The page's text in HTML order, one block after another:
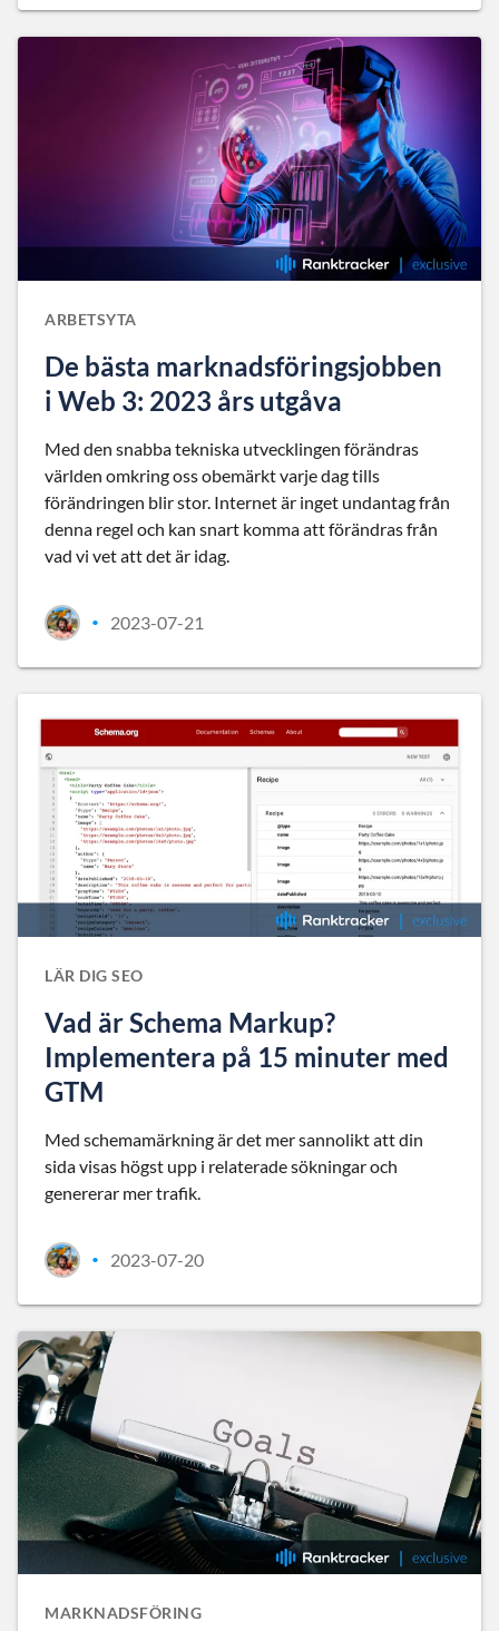
ARBETSYTA
De bästa marknadsföringsjobben
i Web 3: 2023 års utgåva
Med den snabba tekniska utvecklingen förändras
världen omkring oss obemärkt varje dag tills
förändringen blir stor. Internet är inget undantag från
denna regel och kan snart komma att förändras från
vad vi vet att det är idag.
• 2023-07-21
LÄR DIG SEO
Vad är Schema Markup?
Implementera på 15 minuter med
GTM
Med schemamärkning är det mer sannolikt att din
sida visas högst upp i relaterade sökningar och
genererar mer trafik.
• 2023-07-20
MARKNADSFÖRING